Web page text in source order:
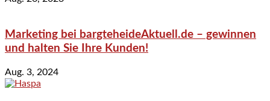
Marketing bei bargteheideAktuell.de – gewinnen
und halten Sie Ihre Kunden!
Aug. 3, 2024